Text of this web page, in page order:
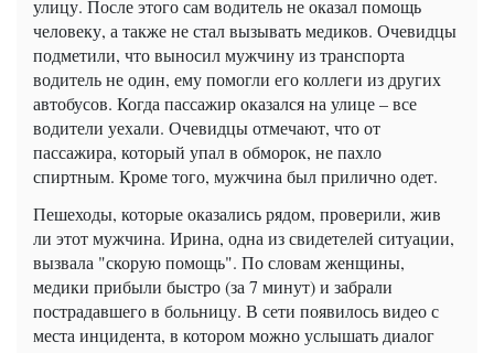
улицу. После этого сам водитель не оказал помощь
человеку, а также не стал вызывать медиков. Очевидцы
подметили, что выносил мужчину из транспорта
водитель не один, ему помогли его коллеги из других
автобусов. Когда пассажир оказался на улице – все
водители уехали. Очевидцы отмечают, что от
пассажира, который упал в обморок, не пахло
спиртным. Кроме того, мужчина был прилично одет.
Пешеходы, которые оказались рядом, проверили, жив
ли этот мужчина. Ирина, одна из свидетелей ситуации,
вызвала "скорую помощь". По словам женщины,
медики прибыли быстро (за 7 минут) и забрали
пострадавшего в больницу. В сети появилось видео с
места инцидента, в котором можно услышать диалог